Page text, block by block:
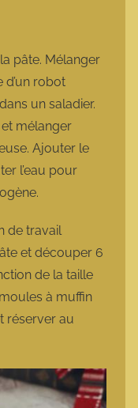
pâte. Mélanger
d’un robot
un saladier.
mélanger
Ajouter le
l’eau pour
de travail
et découper 6
de la taille
à muffin
réserver au